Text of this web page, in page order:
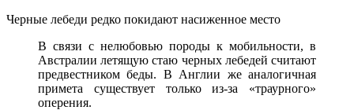
Черные лебеди редко покидают насиженное место
В связи с нелюбовью породы к мобильности, в
Австралии летящую стаю черных лебедей считают
предвестником беды. В Англии же аналогичная
примета существует только из-за «траурного»
оперения.